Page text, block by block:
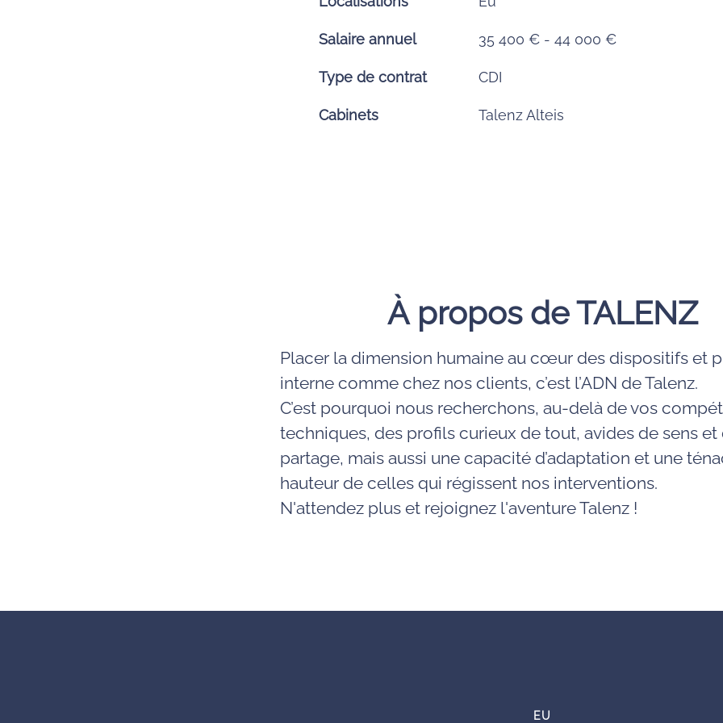
Salaire annuel 35 400 € - 44 000 €
Type de contrat CDI
Cabinets Talenz Alteis
À propos de TALENZ
Placer la dimension humaine au cœur des dispositifs et
interne comme chez nos clients, c’est l’ADN de Talenz.
C’est pourquoi nous recherchons, au-delà de vos
techniques, des profils curieux de tout, avides de sens et
partage, mais aussi une capacité d’adaptation et une
hauteur de celles qui régissent nos interventions.
N'attendez plus et rejoignez l'aventure Talenz !
EU